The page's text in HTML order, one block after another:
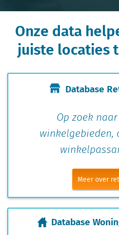
Onze data
juiste locaties
Database
Op zoek
winkelgebieden,
Meer over
Database